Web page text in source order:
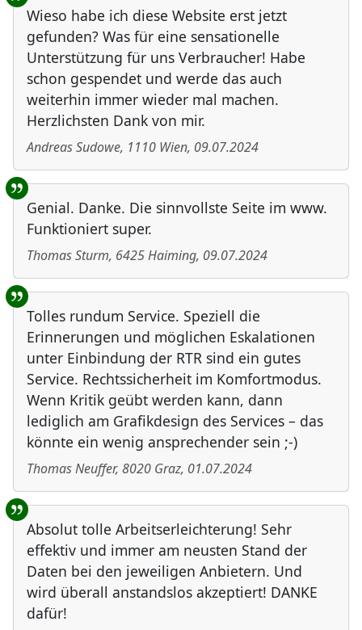
Wieso habe ich diese Website erst jetzt
gefunden? Was für eine sensationelle
Unterstützung für uns Verbraucher! Habe
schon gespendet und werde das auch
weiterhin immer wieder mal machen.
Herzlichsten Dank von mir.
Andreas Sudowe, 1110 Wien, 09.07.2024
Genial. Danke. Die sinnvollste Seite im www.
Funktioniert super.
Thomas Sturm, 6425Haiming, 09.07.2024
Tolles rundum Service. Speziell die
Erinnerungen und möglichen Eskalationen
unter Einbindung der RTR sind ein gutes
Service. Rechtssicherheit im Komfortmodus.
Wenn Kritik geübt werden kann, dann
lediglich am Grafikdesign des Services – das
könnte ein wenig ansprechender sein ;-)
Thomas Neuffer, 8020 Graz, 01.07.2024
Absolut tolle Arbeitserleichterung! Sehr
effektiv und immer am neusten Stand der
Daten bei den jeweiligen Anbietern. Und
wird überall anstandslos akzeptiert! DANKE
dafür!